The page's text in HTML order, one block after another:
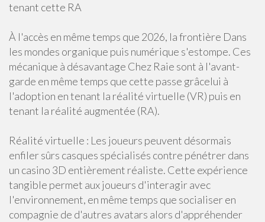
tenant cette RA
À l'accès en même temps que 2026, la frontière Dans
les mondes organique puis numérique s'estompe. Ces
mécanique à désavantage Chez Raie sont à l'avant-
garde en même temps que cette passe grâcelui à
l'adoption en tenant la réalité virtuelle (VR) puis en
tenant la réalité augmentée (RA).
Réalité virtuelle : Les joueurs peuvent désormais
enfiler sûrs casques spécialisés contre pénétrer dans
un casino 3D entièrement réaliste. Cette expérience
tangible permet aux joueurs d'interagir avec
l'environnement, en même temps que socialiser en
compagnie de d'autres avatars alors d'appréhender